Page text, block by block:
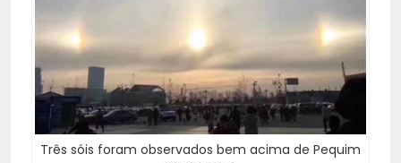
Três sóis foram observados bem acima de Pequim